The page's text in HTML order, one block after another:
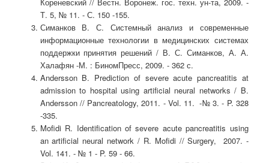
Кореневский // Вестн. Воронеж. гос. техн. ун-та, 2009. -
Т. 5, № 11. - С. 150 -155.
Симанков В. С. Системный анализ и современные
информационные технологии в медицинских системах
поддержки принятия решений / В. С. Симанков, А. А.
Халафян -М. : БиномПресс, 2009. - 362 с.
Andersson B. Prediction of severe acute pancreatitis at
admission to hospital using artificial neural networks / B.
Andersson // Pancreatology, 2011. - Vol. 11. -№ 3. - P. 328
-335.
Mofidi R. Identification of severe acute pancreatitis using
an artificial neural network / R. Mofidi // Surgery, 2007. -
Vol. 141. - № 1 - P. 59 - 66.